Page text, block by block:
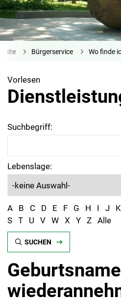
Bürgerservice Wo finde
Vorlesen
Suchbegriff:
Lebenslage:
A B C D E F G H I J K
S T U V W X Y Z Alle
SUCHEN